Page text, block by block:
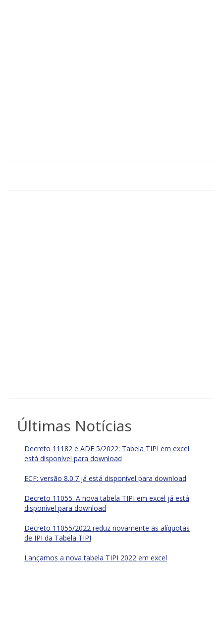
Últimas Notícias
Decreto 11182 e ADE 5/2022: Tabela TIPI em excel
está disponível para download
ECF: versão 8.0.7 já está disponível para download
Decreto 11055: A nova tabela TIPI em excel já está
disponível para download
Decreto 11055/2022 reduz novamente as alíquotas
de IPI da Tabela TIPI
Lançamos a nova tabela TIPI 2022 em excel